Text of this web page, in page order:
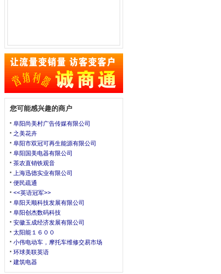
您可能感兴趣的商户
阜阳尚美村广告传媒有限公司
之美花卉
阜阳市双冠可再生能源有限公司
阜阳国美电器有限公司
茶农直销铁观音
上海迅德实业有限公司
便民疏通
<<英语冠军>>
阜阳天顺科技发展有限公司
阜阳创杰数码科技
安徽玉成经济发展有限公司
太阳能１６００
小伟电动车，摩托车维修交易市场
环球美联英语
建筑电器